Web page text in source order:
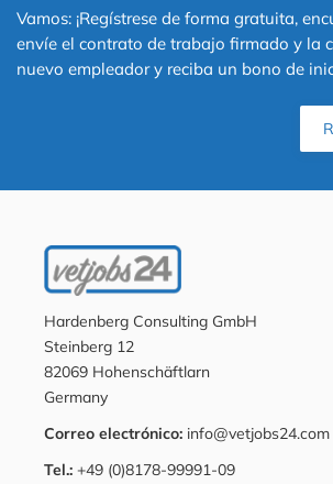
Vamos: ¡Regístrese de forma gratuita,
envíe el contrato de trabajo firmado y la
nuevo empleador y reciba un bono de
Hardenberg Consulting GmbH
Steinberg 12
82069 Hohenschäftlarn
Germany
Correo electrónico: info@vetjobs24.com
Tel.: +49 (0)8178-99991-09